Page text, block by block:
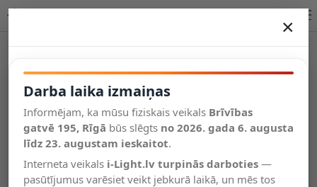
Salīdzināt
Vēlmju
saraksts
Valodas
×
Darba laika izmaiņas
Informējam, ka mūsu fiziskais veikals Brīvības
gatvē 195, Rīgā būs slēgts no 2026. gada 6. augusta
līdz 23. augustam ieskaitot.
Interneta veikals i-Light.lv turpinās darboties —
pasūtījumus varēsiet veikt jebkurā laikā, un mēs tos